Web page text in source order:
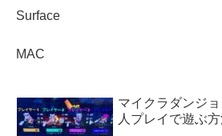
Surface
MAC
マイクラダンジ
人プレイで遊ぶ